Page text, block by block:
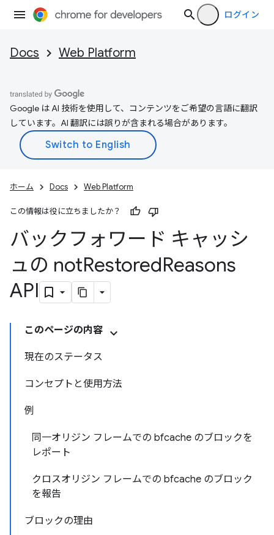
ログイン
Docs Web Platform
Google は AI 技術を使用して、コンテンツをご希望の言語に翻訳
しています。AI 翻訳には誤りが含まれる場合があります。
ホーム Docs Web Platform
この情報は役に立ちましたか？
バックフォワード キャッシ
ュの notRestoredReasons
API
このページの内容
現在のステータス
コンセプトと使用方法
例
同一オリジン フレームでの bfcache のブロックを
レポート
クロスオリジン フレームでの bfcache のブロック
を報告
ブロックの理由